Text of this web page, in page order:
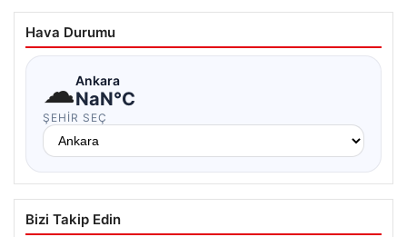
Hava Durumu
☁Ankara
NaN°C
ŞEHIR SEÇ
Bizi Takip Edin